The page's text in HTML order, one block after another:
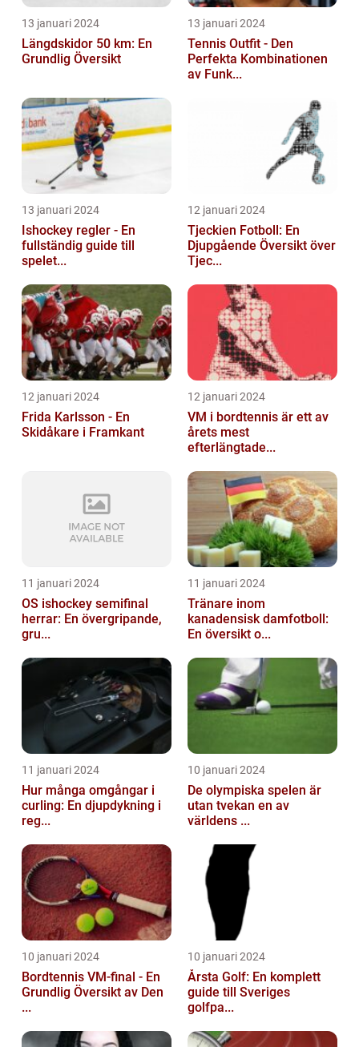
13 januari 2024
Längdskidor 50 km: En
Grundlig Översikt
13 januari 2024
Tennis Outfit - Den
Perfekta Kombinationen
av Funk...
13 januari 2024
Ishockey regler - En
fullständig guide till
spelet...
12 januari 2024
Tjeckien Fotboll: En
Djupgående Översikt över
Tjec...
12 januari 2024
Frida Karlsson - En
Skidåkare i Framkant
12 januari 2024
VM i bordtennis är ett av
årets mest
efterlängtade...
11 januari 2024
OS ishockey semifinal
herrar: En övergripande,
gru...
11 januari 2024
Tränare inom
kanadensisk damfotboll:
En översikt o...
11 januari 2024
Hur många omgångar i
curling: En djupdykning i
reg...
10 januari 2024
De olympiska spelen är
utan tvekan en av
världens ...
10 januari 2024
Bordtennis VM-final - En
Grundlig Översikt av Den
...
10 januari 2024
Årsta Golf: En komplett
guide till Sveriges
golfpa...